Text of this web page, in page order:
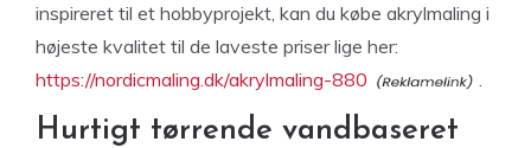
inspireret til et hobbyprojekt, kan du købe akrylmaling i
højeste kvalitet til de laveste priser lige her:
https://nordicmaling.dk/akrylmaling-880
.
Hurtigt tørrende vandbaseret